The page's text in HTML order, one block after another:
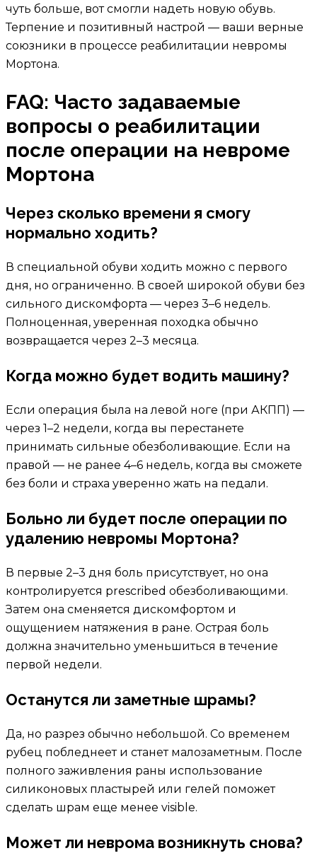
чуть больше, вот смогли надеть новую обувь.
Терпение и позитивный настрой — ваши верные
союзники в процессе реабилитации невромы
Мортона.
FAQ: Часто задаваемые
вопросы о реабилитации
после операции на невроме
Мортона
Через сколько времени я смогу
нормально ходить?
В специальной обуви ходить можно с первого
дня, но ограниченно. В своей широкой обуви без
сильного дискомфорта — через 3–6 недель.
Полноценная, уверенная походка обычно
возвращается через 2–3 месяца.
Когда можно будет водить машину?
Если операция была на левой ноге (при АКПП) —
через 1–2 недели, когда вы перестанете
принимать сильные обезболивающие. Если на
правой — не ранее 4–6 недель, когда вы сможете
без боли и страха уверенно жать на педали.
Больно ли будет после операции по
удалению невромы Мортона?
В первые 2–3 дня боль присутствует, но она
контролируется prescribed обезболивающими.
Затем она сменяется дискомфортом и
ощущением натяжения в ране. Острая боль
должна значительно уменьшиться в течение
первой недели.
Останутся ли заметные шрамы?
Да, но разрез обычно небольшой. Со временем
рубец побледнеет и станет малозаметным. После
полного заживления раны использование
силиконовых пластырей или гелей поможет
сделать шрам еще менее visible.
Может ли неврома возникнуть снова?